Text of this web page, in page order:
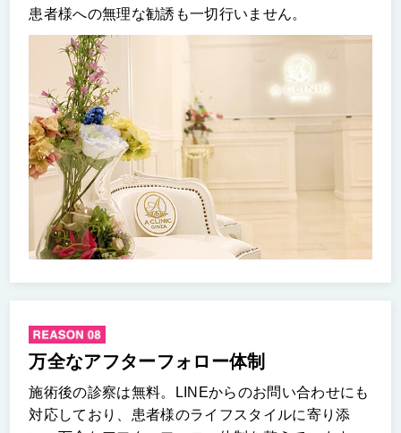
患者様への無理な勧誘も一切行いません。
万全なアフターフォロー体制
施術後の診察は無料。LINEからのお問い合わせにも
対応しており、患者様のライフスタイルに寄り添